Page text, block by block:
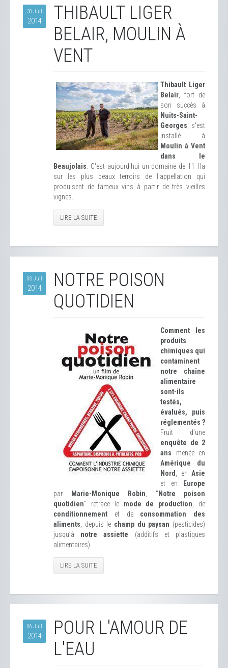
30 Juil
2014
THIBAULT LIGER
BELAIR, MOULIN À
VENT
Thibault Liger
Belair , fort de
son succès à
Nuits-Saint-
Georges , s'est
installé à
Moulin à Vent
dans le
Beaujolais . C'est aujourd'hui un domaine de 11 Ha
sur les plus beaux terroirs de l'appellation qui
produisent de fameux vins à partir de très vieilles
vignes.
LIRE LA SUITE
08 Juil
2014
NOTRE POISON
QUOTIDIEN
Comment les
produits
chimiques qui
contaminent
notre chaîne
alimentaire
sont-ils
testés,
évalués, puis
réglementés ?
Fruit d’une
enquête de 2
ans menée en
Amérique du
Nord
, en Asie
et en Europe
par
Marie-Monique Robin , " Notre poison
quotidien" retrace le mode de production , de
conditionnement et de consommation des
aliments , depuis le champ du paysan (pesticides)
jusqu’à notre assiette (additifs et plastiques
alimentaires).
LIRE LA SUITE
06 Juil
2014
POUR L'AMOUR DE
L'EAU